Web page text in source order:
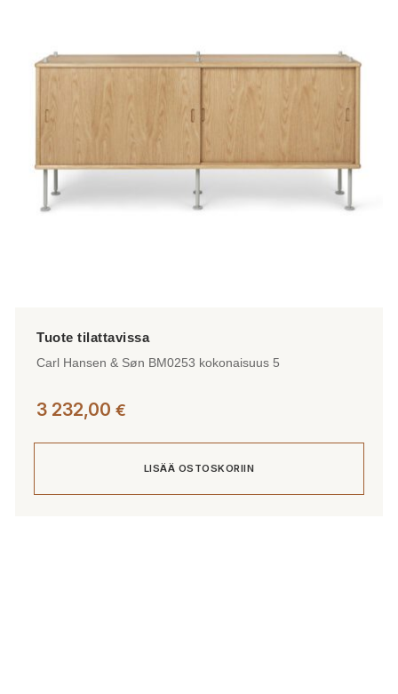
Carl Hansen & Søn BM0253 kokonaisuus 5
3 232,00 €
LISÄÄ OSTOSKORIIN